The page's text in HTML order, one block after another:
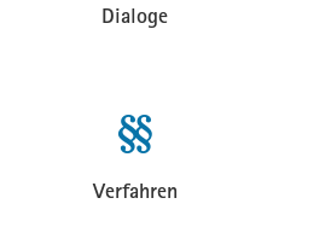
Dialoge
Verfahren